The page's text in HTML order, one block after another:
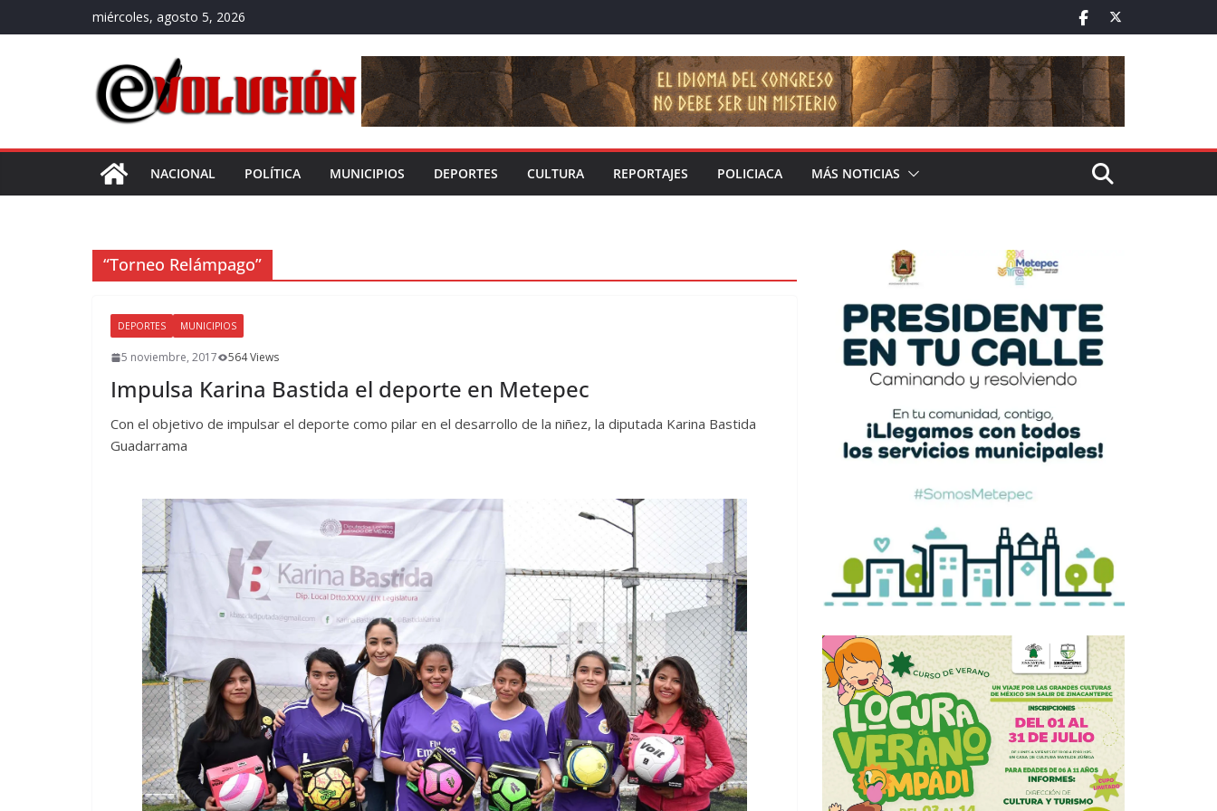
al
miércoles, agosto 5, 2026
NACIONAL POLÍTICA MUNICIPIOS DEPORTES CULTURA REPORTAJES POLICIACA MÁS NOTICIAS
“Torneo Relámpago”
DEPORTES MUNICIPIOS
5 noviembre, 2017 564 Views
Impulsa Karina Bastida el deporte en Metepec
Con el objetivo de impulsar el deporte como pilar en el desarrollo de la niñez, la diputada Karina Bastida
Guadarrama